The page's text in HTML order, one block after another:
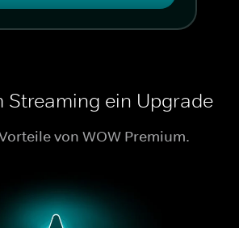
Streaming ein Upgrade
von WOW Premium.